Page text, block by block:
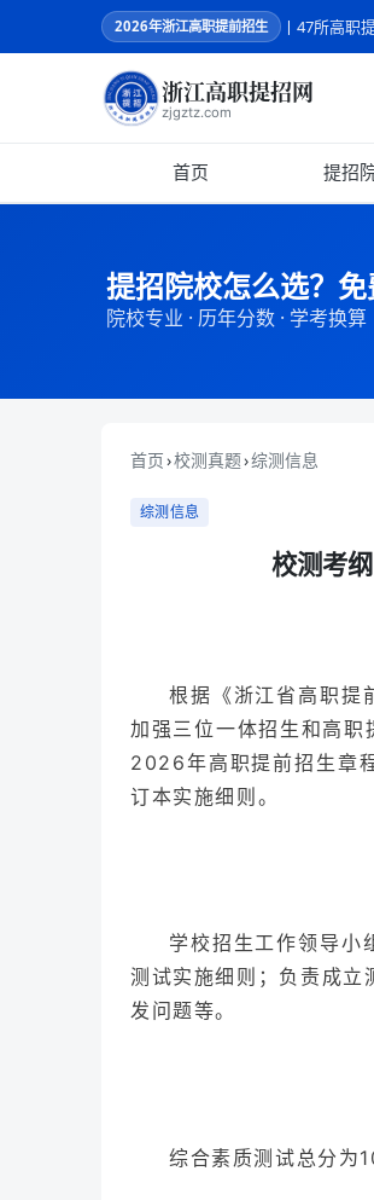
2026年浙江高职提前招生 丨47所高职
浙江高职提招网
zjgztz.com
首页 提招
提招院校怎么选？
院校专业 · 历年分数 · 学考换算
首页›校测真题›综测信息
综测信息
校测考
根据《浙江省高职提
加强三位一体招生和高
2026年高职提前招生章
订本实施细则。
学校招生工作领导小
测试实施细则；负责成立
发问题等。
综合素质测试总分为